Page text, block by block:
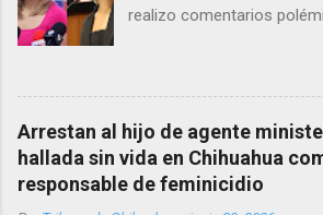
realizo comentarios
Chávez. “acuérdense que
nacer”, expresó al ser
retaría a tomarse una foto
de Texas como una
con VISA Álvarez añadió:
Arrestan al hijo de agente
hallada sin vida en Chihuahua
responsable de feminicidio